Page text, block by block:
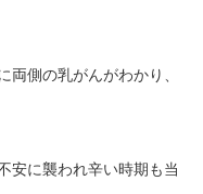
両側の乳がんがわかり、
安に襲われ辛い時期も当